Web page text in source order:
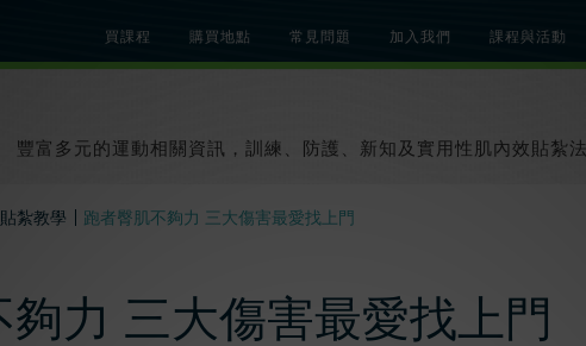
買課程 購買地點 常見問題 加入我們
課程與活動
豐富多元的運動相關資訊，訓練、防護、新知及實用性肌內效貼紮法
貼紮教學 跑者臀肌不夠力 三大傷害最愛找上門
夠力 三大傷害最愛找上門